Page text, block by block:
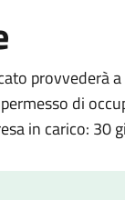
provvederà
di
in carico: 30